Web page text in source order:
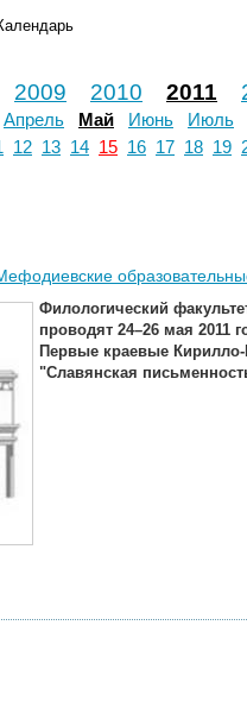
2009 2010 2011
Апрель Май Июнь Июль
12 13 14 15 16 17 18 19
Филологический
проводят 24–26 мая 2011
Первые краевые
"Славянская